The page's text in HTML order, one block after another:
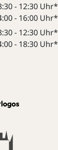
- 12:30 Uhr*
- 16:00 Uhr*
- 12:30 Uhr*
- 18:30 Uhr*